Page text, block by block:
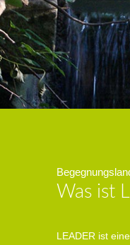
Was ist
LEADER ist